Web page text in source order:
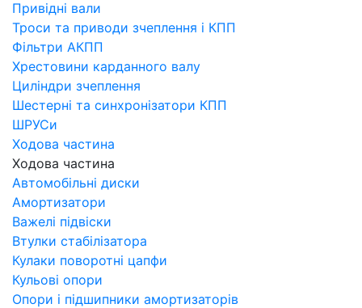
Привідні вали
Троси та приводи зчеплення і КПП
Фільтри АКПП
Хрестовини карданного валу
Циліндри зчеплення
Шестерні та синхронізатори КПП
ШРУСи
Ходова частина
Ходова частина
Автомобільні диски
Амортизатори
Важелі підвіски
Втулки стабілізатора
Кулаки поворотні цапфи
Кульові опори
Опори і підшипники амортизаторів